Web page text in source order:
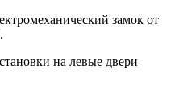
замок от
на левые двери